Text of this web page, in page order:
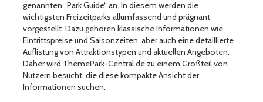
genannten „Park Guide“ an. In diesem werden die
wichtigsten Freizeitparks allumfassend und prägnant
vorgestellt. Dazu gehören klassische Informationen wie
Eintrittspreise und Saisonzeiten, aber auch eine detaillierte
Auflistung von Attraktionstypen und aktuellen Angeboten.
Daher wird ThemePark-Central.de zu einem Großteil von
Nutzern besucht, die diese kompakte Ansicht der
Informationen suchen.